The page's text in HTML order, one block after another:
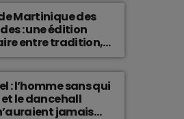
Martinique des
: une édition
entre tradition,
fierté
: l’homme sans qui
le dancehall
jamais